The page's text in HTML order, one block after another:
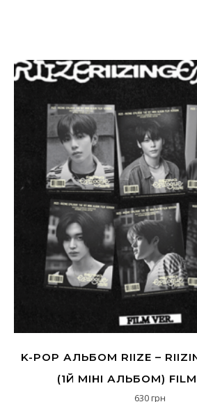
K-POP АЛЬБОМ RIIZE –
(1Й МІНІ АЛЬБОМ)
630грн